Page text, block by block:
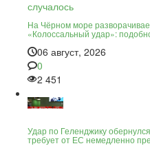
На Чёрном море
«Колоссальный удар»:
06 август, 2026
0
2 451
Удар по Геленджику
требует от ЕС немедленно